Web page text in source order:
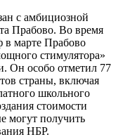
с амбициозной
Прабово. Во время
в марте Прабово
стимулятора»
Он особо отметил 77
страны, включая
школьного
стоимости
могут получить
НБР.